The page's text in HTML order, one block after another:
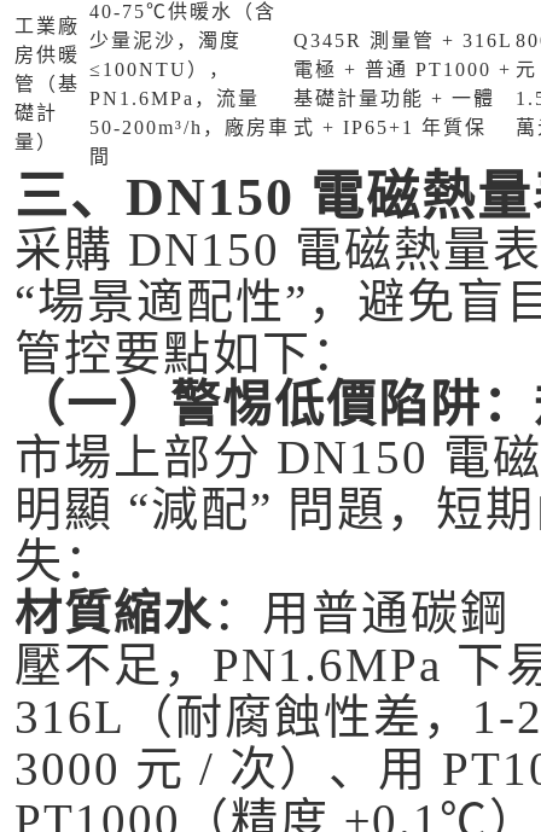
工業廠
房供暖
管（基
礎計
量）
40-75℃供暖水（含
少量泥沙，濁度
≤100NTU），
PN1.6MPa，流量
50-200m³/h，廠房車
間
Q345R 測量管 + 316L
電極 + 普通 PT1000 +
基礎計量功能 + 一體
式 + IP65+1 年質保
三、DN150 電磁熱
采購 DN150 電磁熱量
“場景適配性”，避免盲
管控要點如下：
（一）警惕低價陷阱
市場上部分 DN150 電
明顯 “減配” 問題，短
失：
材質縮水：用普通碳鋼
壓不足，PN1.6MPa 下
316L（耐腐蝕性差，1-
3000 元 / 次）、用
PT1000（精度 ±0.1℃